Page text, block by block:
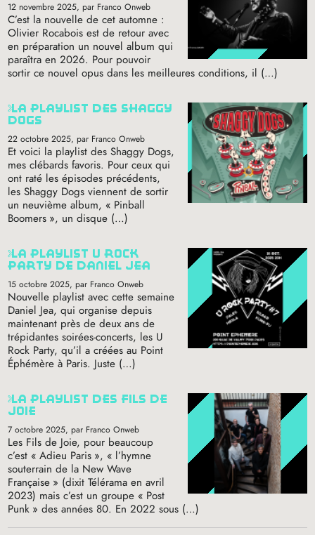
12 novembre 2025, par Franco Onweb
C’est la nouvelle de cet automne :
Olivier Rocabois est de retour avec
en préparation un nouvel album qui
paraîtra en 2026. Pour pouvoir
sortir ce nouvel opus dans les meilleures conditions, il (…)
la playlist des shaggy
dogs
22 octobre 2025, par Franco Onweb
Et voici la playlist des Shaggy Dogs,
mes clébards favoris. Pour ceux qui
ont raté les épisodes précédents,
les Shaggy Dogs viennent de sortir
un neuvième album, « Pinball
Boomers », un disque (…)
la playlist u rock
party de daniel jea
15 octobre 2025, par Franco Onweb
Nouvelle playlist avec cette semaine
Daniel Jea, qui organise depuis
maintenant près de deux ans de
trépidantes soirées-concerts, les U
Rock Party, qu’il a créées au Point
Éphémère à Paris. Juste (…)
la playlist des fils de
joie
7 octobre 2025, par Franco Onweb
Les Fils de Joie, pour beaucoup
c’est « Adieu Paris », « l’hymne
souterrain de la New Wave
Française » (dixit Télérama en avril
2023) mais c’est un groupe « Post
Punk » des années 80. En 2022 sous (…)